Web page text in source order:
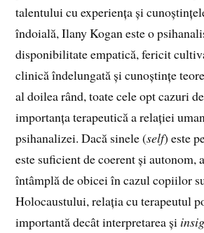
talentului cu experiența și
îndoială, Ilany Kogan este o
disponibilitate empatică, fericit
clinică îndelungată și cunoștințe
al doilea rând, toate cele opt cazuri
importanța terapeutică a relației
psihanalizei. Dacă sinele (self) este
este suficient de coerent și autonom,
întâmplă de obicei în cazul copiilor
Holocaustului, relația cu terapeutul
importantă decât interpretarea și